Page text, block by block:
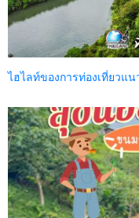
ไฮไลท์ของการท่องเที่ยวแ